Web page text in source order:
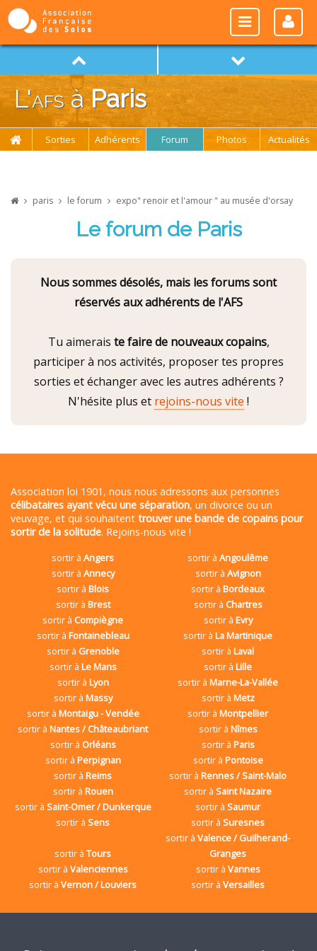
L'afsàParis
Sorties Adhérents Forum Photos Actualités
paris le forum expo" renoir et l'amour " au musée d'orsay
Le forum de Paris
Nous sommes désolés, mais les forums sont
réservés aux adhérents de l'AFS
Tu aimerais te faire de nouveaux copains,
participer à nos activités, proposer tes propres
sorties et échanger avec les autres adhérents ?
N'hésite plus et rejoins-nous vite !
Association loi 1901, nous nous adressons aux personnes
célibataires ayant vécu une séparation, un divorce ou un
veuvage, et qui souhaitent trouver une bande de copains pour
sortir de la solitude. Rejoins-nous vite !
sortir àAngers sortir àAngoulême
sortir à Annecy sortir à Avignon
sortir àBlois sortir àBordeaux
sortir à Brest sortir à Chartres
sortir à Compiègne sortir à Evry
sortir à Fontainebleau sortir àLa Martinique
sortir à Grenoble sortir àLaval
sortir à Le Mans sortir àLille
sortir à Lyon sortir àMarne-La-Vallée
sortir à Massy sortir à Metz
sortir à Montaigu - Vendée sortir àMontpellier
sortir àNantes / Châteaubriant sortir à Nîmes
sortir à Orléans sortir à Paris
sortir à Perpignan sortir à Pontoise
sortir àReims sortir àRennes / Saint-Malo
sortir à Rouen sortir àSaint Nazaire
sortir à Saint-Omer / Dunkerque sortir àSaumur
sortir àSens sortir àSuresnes
sortir àTours
sortir àValence / Guilherand-
Granges
sortir à Valenciennes sortir à Vannes
sortir àVernon / Louviers sortir àVersailles